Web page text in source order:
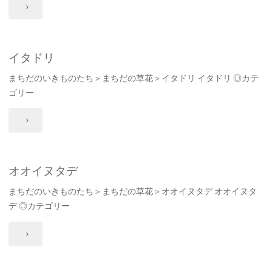
"ミ
ソ
バ"
イタドリ
まちだのいきものたち＞まちだの草花＞イタドリ イタドリ ◎カテ
ゴリー
"イ
ド
リ"
オオイヌタデ
まちだのいきものたち＞まちだの草花＞オオイヌタデ オオイヌタ
デ ◎カテゴリー
"オ